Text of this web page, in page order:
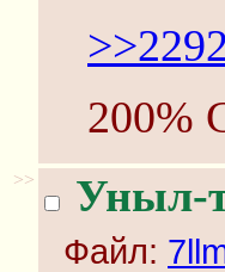
200%
>> Уныл-
Файл: